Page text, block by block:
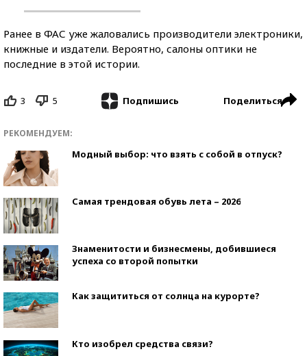
Ранее в ФАС уже жаловались производители электроники,
книжные и издатели. Вероятно, салоны оптики не
последние в этой истории.
3 5 Подпишись Поделиться
РЕКОМЕНДУЕМ:
Модный выбор: что взять с собой в отпуск?
Самая трендовая обувь лета – 2026
Знаменитости и бизнесмены, добившиеся
успеха со второй попытки
Как защититься от солнца на курорте?
Кто изобрел средства связи?